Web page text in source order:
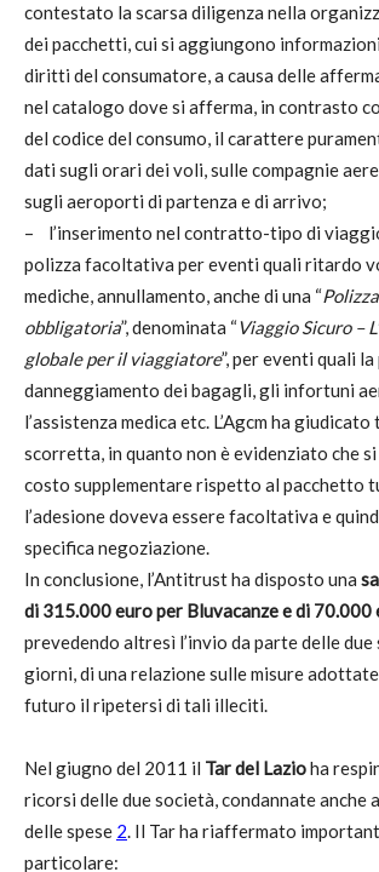
contestato la scarsa diligenza nella
dei pacchetti, cui si aggiungono
diritti del consumatore, a causa delle
nel catalogo dove si afferma, in contrasto
del codice del consumo, il carattere
dati sugli orari dei voli, sulle compagnie
sugli aeroporti di partenza e di arrivo;
– l’inserimento nel contratto-tipo di
polizza facoltativa per eventi quali ritardo
mediche, annullamento, anche di una “
obbligatoria”, denominata “Viaggio Sicuro –
globale per il viaggiatore”, per eventi quali
danneggiamento dei bagagli, gli infortuni
l’assistenza medica etc. L’Agcm ha
scorretta, in quanto non è evidenziato che
costo supplementare rispetto al pacchetto
l’adesione doveva essere facoltativa e
specifica negoziazione.
In conclusione, l’Antitrust ha disposto una
di 315.000 euro per Bluvacanze e di 70.000
prevedendo altresì l’invio da parte delle
giorni, di una relazione sulle misure
futuro il ripetersi di tali illeciti.
Nel giugno del 2011 il Tar del Lazioha
ricorsi delle due società, condannate anche
delle spese 2. Il Tar ha riaffermato
particolare: